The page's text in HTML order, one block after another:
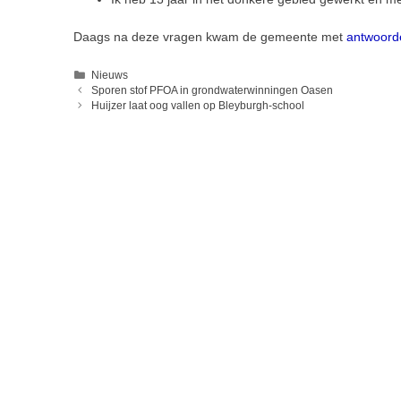
Daags na deze vragen kwam de gemeente met
Categorieën
Nieuws
Sporen stof PFOA in grondwaterwinningen Oasen
Huijzer laat oog vallen op Bleyburgh-school